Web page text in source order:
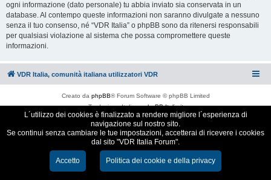
ogni informazione (dato personale) tu abbia inviato sia conservata in un
database. Al contempo queste informazioni non saranno divulgate a nessuno
senza il tuo consenso, né “VDR Italia” o phpBB sono da ritenersi responsabili
per qualsiasi violazione al sistema che possa compromettere queste
informazioni.
VDR Italia, comunità italiana utilizzatori VDR
Creato da phpBB® Forum Software © phpBB Limited
Traduzione ItalianaphpBB-Italia.it
Cookie e Privacy
L´utilizzo dei cookies è finalizzato a rendere migliore l´esperienza di
navigazione sul nostro sito.
Se continui senza cambiare le tue impostazioni, accetterai di ricevere i cookies
dal sito "VDR Italia Forum".
Accetto Politica dei cookie e della privacy